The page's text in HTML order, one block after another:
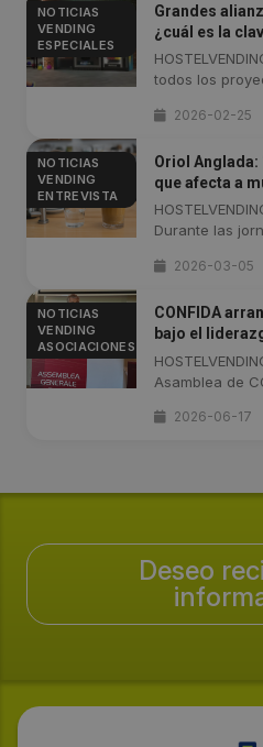
NOTICIAS
VENDING
ESPECIALES
Grandes
¿cuál es la
todos los
2026-02-25
NOTICIAS
VENDING
ENTREVISTA
Oriol Anglada:
que afecta a
negocios de
controlar”
Durante las
2026-03-05
NOTICIAS
VENDING
ASOCIACIONES
CONFIDA
bajo el
Asamblea de
2026-06-17
Deseo